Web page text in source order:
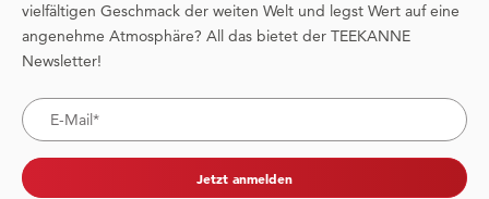
vielfältigen Geschmack der weiten Welt und legst Wert auf eine
angenehme Atmosphäre? All das bietet der TEEKANNE
Newsletter!
Jetzt anmelden